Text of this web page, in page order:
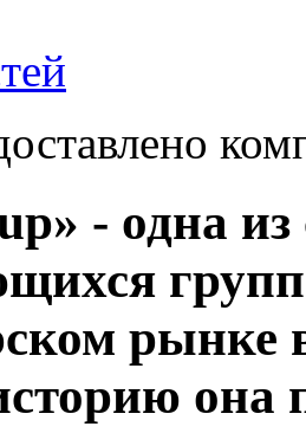
- одна
рынке
она